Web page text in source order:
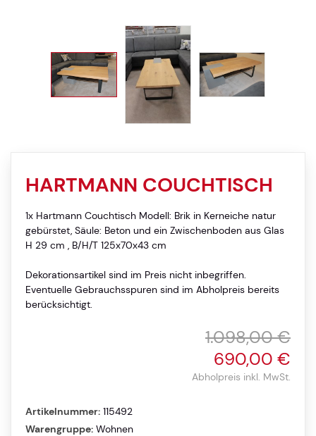
HARTMANN COUCHTISCH
1x Hartmann Couchtisch Modell: Brik in Kerneiche natur
gebürstet, Säule: Beton und ein Zwischenboden aus Glas
H 29 cm , B/H/T 125x70x43 cm
Dekorationsartikel sind im Preis nicht inbegriffen.
Eventuelle Gebrauchsspuren sind im Abholpreis bereits
berücksichtigt.
1.098,00 €
690,00 €
Abholpreis inkl. MwSt.
Artikelnummer: 115492
Warengruppe: Wohnen